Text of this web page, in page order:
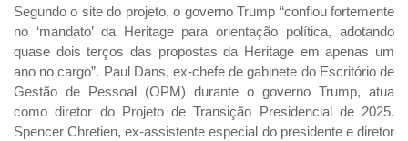
Segundo o site do projeto, o governo Trump “confiou fortemente
no ‘mandato’ da Heritage para orientação política, adotando
quase dois terços das propostas da Heritage em apenas um
ano no cargo”. Paul Dans, ex-chefe de gabinete do Escritório de
Gestão de Pessoal (OPM) durante o governo Trump, atua
como diretor do Projeto de Transição Presidencial de 2025.
Spencer Chretien, ex-assistente especial do presidente e diretor